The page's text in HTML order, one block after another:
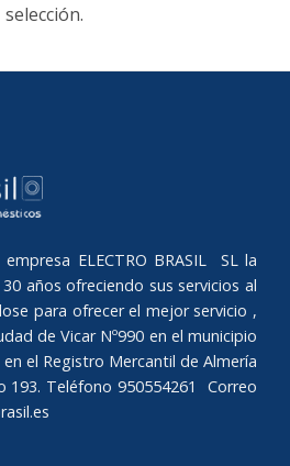
selección.
ELECTRO BRASIL SL la
años ofreciendo sus servicios al
para ofrecer el mejor servicio ,
de Vicar Nº990 en el municipio
el Registro Mercantil de Almería
193. Teléfono 950554261 Correo